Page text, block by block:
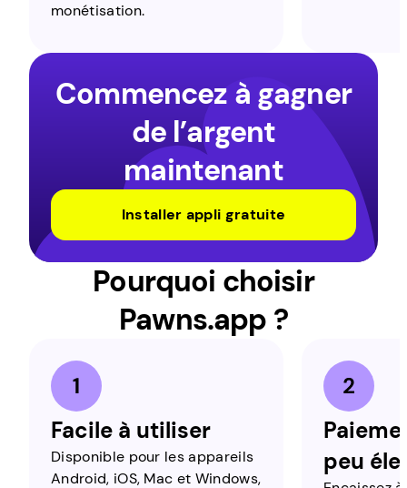
monétisation.
Commencez à gagner
de l’argent
maintenant
Installer appli gratuite
Pourquoi choisir
Pawns.app ?
Facile à utiliser
Disponible pour les appareils
Android, iOS, Mac et Windows,
peu